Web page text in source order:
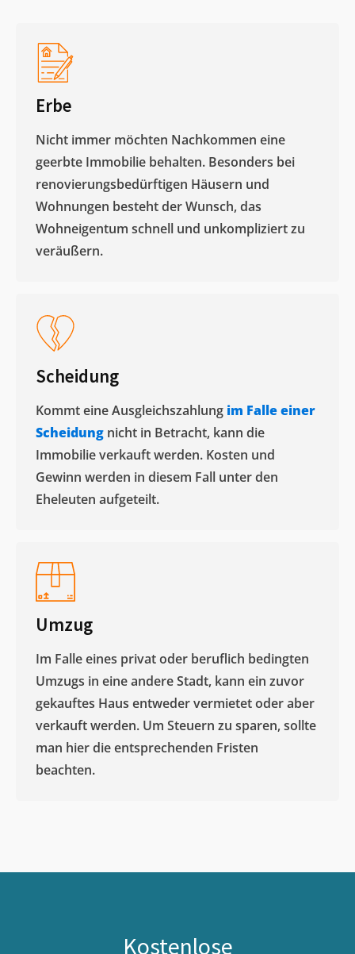
Erbe
Nicht immer möchten Nachkommen eine
geerbte Immobilie behalten. Besonders bei
renovierungsbedürftigen Häusern und
Wohnungen besteht der Wunsch, das
Wohneigentum schnell und unkompliziert zu
veräußern. ​
Scheidung
Kommt eine Ausgleichszahlung im Falle einer
Scheidung nicht in Betracht, kann die
Immobilie verkauft werden. Kosten und
Gewinn werden in diesem Fall unter den
Eheleuten aufgeteilt.​
Umzug
Im Falle eines privat oder beruflich bedingten
Umzugs in eine andere Stadt, kann ein zuvor
gekauftes Haus entweder vermietet oder aber
verkauft werden. Um Steuern zu sparen, sollte
man hier die entsprechenden Fristen
beachten.
Kostenlose